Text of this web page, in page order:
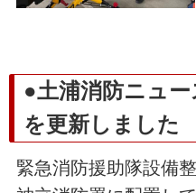
●土浦消防ニュ
を更新しました
緊急消防援助隊設備